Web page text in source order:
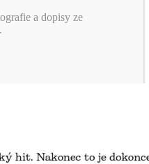
a dopisy ze